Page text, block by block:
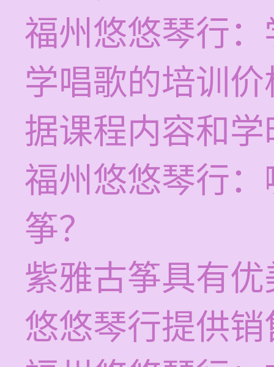
福州悠悠琴行
学唱歌的培训
据课程内容和
福州悠悠琴行
筝？
紫雅古筝具有
悠悠琴行提供